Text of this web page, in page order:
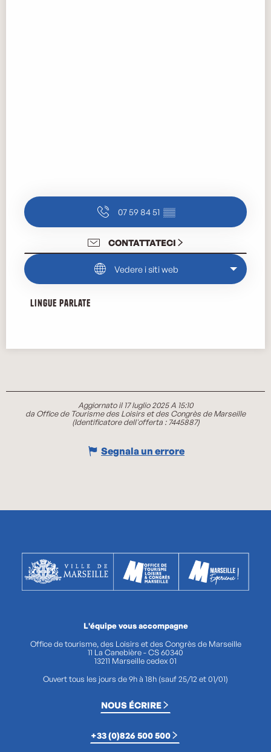
07 59 84 51 ▒▒
CONTATTATECI
Vedere i siti web
Lingue parlate
Lingue parlate
Aggiornato il 17 luglio 2025 A 15:10
da Office de Tourisme des Loisirs et des Congrès de Marseille
(Identificatore dell'offerta :7445887)
Segnala un errore
L'équipe vous accompagne
Office de tourisme, des Loisirs et des Congrès de Marseille
11 La Canebière - CS 60340
13211 Marseille cedex 01
Ouvert tous les jours de 9h à 18h (sauf 25/12 et 01/01)
NOUS ÉCRIRE
+33 (0)826 500 500